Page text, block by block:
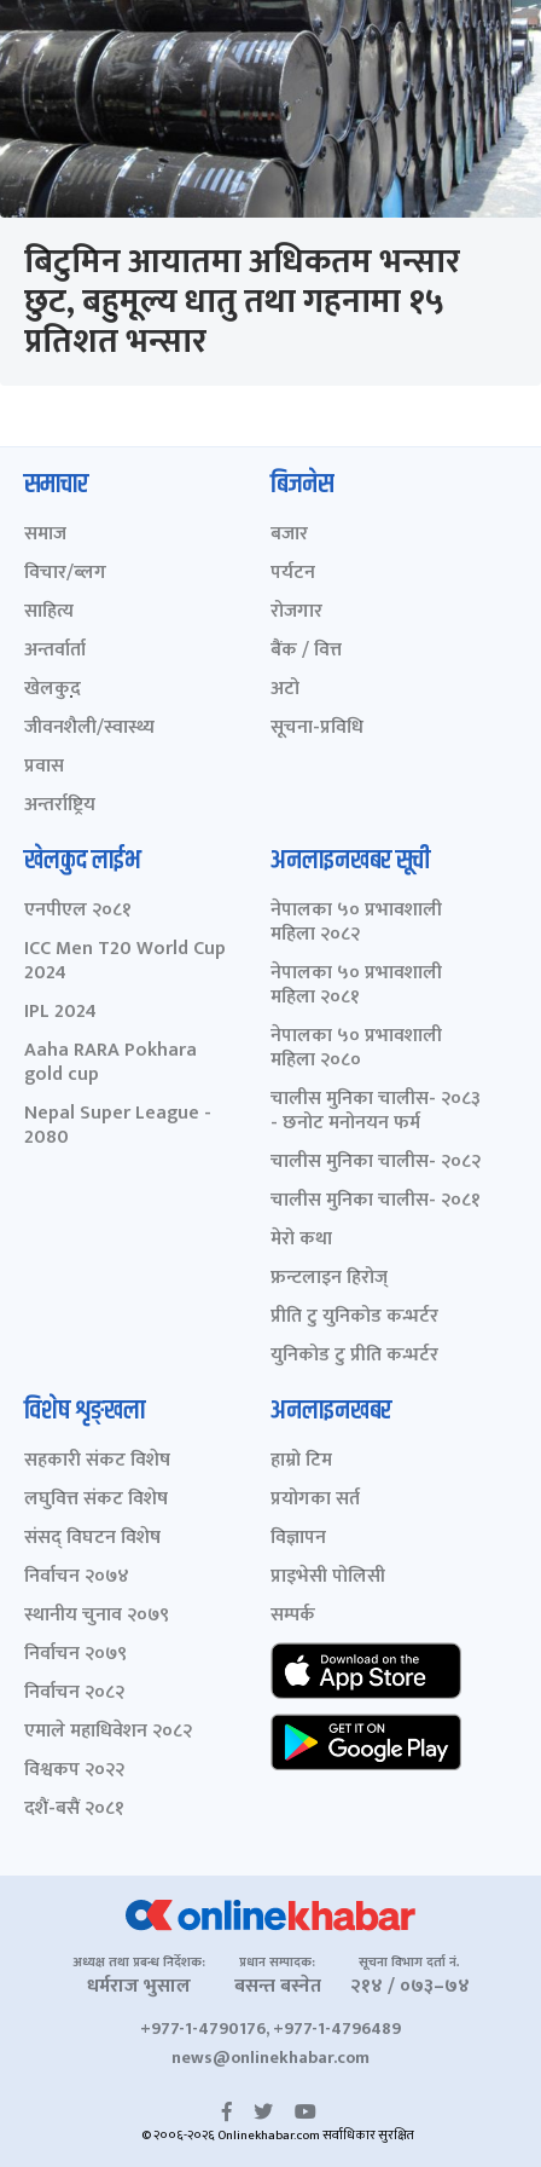
बिटुमिन आयातमा अधिकतम भन्सार
छुट, बहुमूल्य धातु तथा गहनामा १५
प्रतिशत भन्सार
समाचार
समाज
विचार/ब्लग
साहित्य
अन्तर्वार्ता
खेलकुद़़
जीवनशैली/स्वास्थ्य
प्रवास
अन्तर्राष्ट्रिय
बिजनेस
बजार
पर्यटन
रोजगार
बैंक / वित्त
अटो
सूचना-प्रविधि
खेलकुद लाईभ
एनपीएल २०८१
ICC Men T20 World Cup
2024
IPL 2024
Aaha RARA Pokhara
gold cup
Nepal Super League -
2080
अनलाइनखबर सूची
नेपालका ५० प्रभावशाली
महिला २०८२
नेपालका ५० प्रभावशाली
महिला २०८१
नेपालका ५० प्रभावशाली
महिला २०८०
चालीस मुनिका चालीस- २०८३
- छनोट मनोनयन फर्म
चालीस मुनिका चालीस- २०८२
चालीस मुनिका चालीस- २०८१
मेरो कथा
फ्रन्टलाइन हिरोज्
प्रीति टु युनिकोड कन्भर्टर
युनिकोड टु प्रीति कन्भर्टर
विशेष शृङ्खला
सहकारी संकट विशेष
लघुवित्त संकट विशेष
संसद् विघटन विशेष
निर्वाचन २०७४
स्थानीय चुनाव २०७९
निर्वाचन २०७९
निर्वाचन २०८२
एमाले महाधिवेशन २०८२
विश्वकप २०२२
दशैं-बसैं २०८१
अनलाइनखबर
हाम्रो टिम
प्रयोगका सर्त
विज्ञापन
प्राइभेसी पोलिसी
सम्पर्क
अध्यक्ष तथा प्रबन्ध निर्देशक:
धर्मराज भुसाल
प्रधान सम्पादक:
बसन्त बस्नेत
सूचना विभाग दर्ता नं.
२१४ / ०७३–७४
+977-1-4790176, +977-1-4796489
news@onlinekhabar.com
© २००६-२०२६ Onlinekhabar.com सर्वाधिकार सुरक्षित